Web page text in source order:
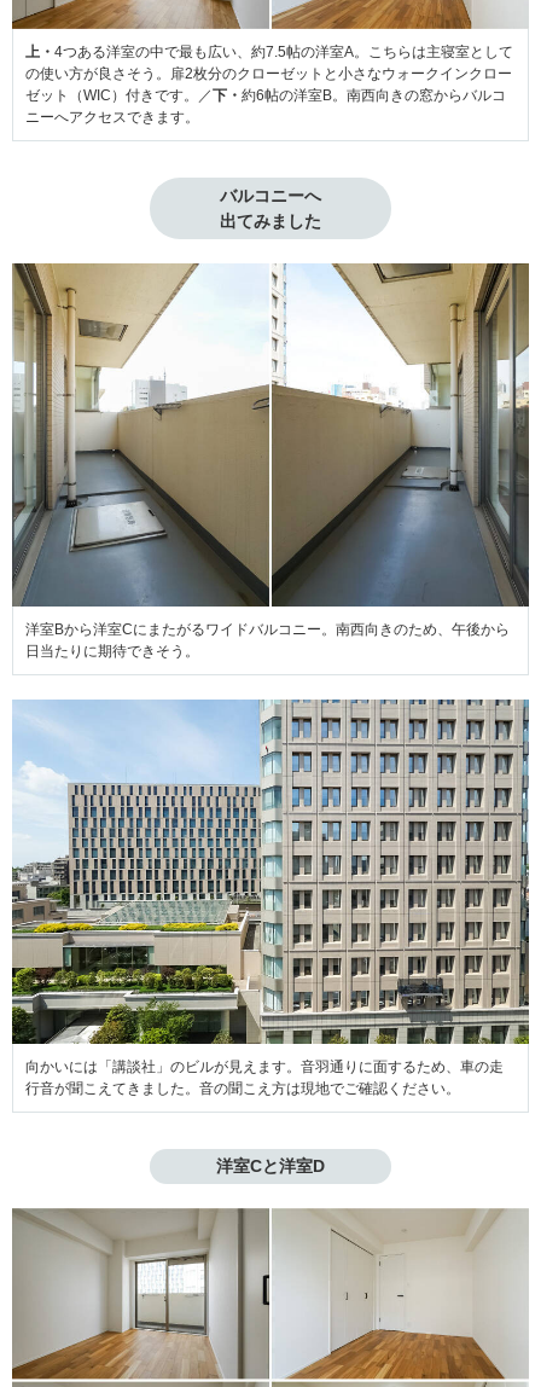
上・ 4つある洋室の中で最も広い、約7.5帖の洋室A。こちらは主寝室として
の使い方が良さそう。扉2枚分のクローゼットと小さなウォークインクロー
ゼット（WIC）付きです。／下・ 約6帖の洋室B。南西向きの窓からバルコ
ニーへアクセスできます。
バルコニーへ
出てみました
洋室Bから洋室Cにまたがるワイドバルコニー。南西向きのため、午後から
日当たりに期待できそう。
向かいには「講談社」のビルが見えます。音羽通りに面するため、車の走
行音が聞こえてきました。音の聞こえ方は現地でご確認ください。
洋室Cと洋室D